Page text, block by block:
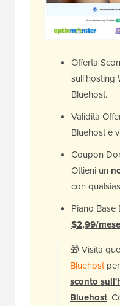
Offerta
sull'hosting
Bluehost.
Validità
Bluehost è
Coupon
Ottieni un
con
Piano Base
$2,99/mese
🎁 Visita
Bluehostper
sconto
Bluehost.